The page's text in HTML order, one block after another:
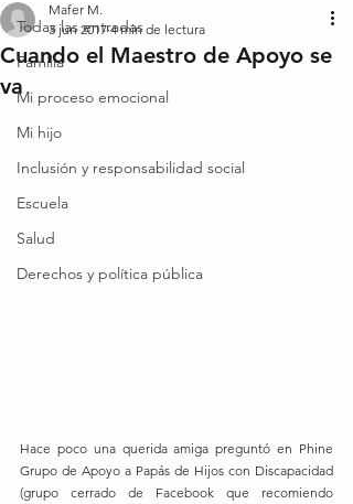
Todas las entradas
Familia
Mi proceso emocional
Mi hijo
Inclusión y responsabilidad social
Escuela
Salud
Derechos y política pública
Cuando el Maestro de Apoyo se
va
Mafer M.
3 jun 2017 4 min de lectura
Hace poco una querida amiga preguntó en Phine
Grupo de Apoyo a Papás de Hijos con Discapacidad
(grupo cerrado de Facebook que recomiendo